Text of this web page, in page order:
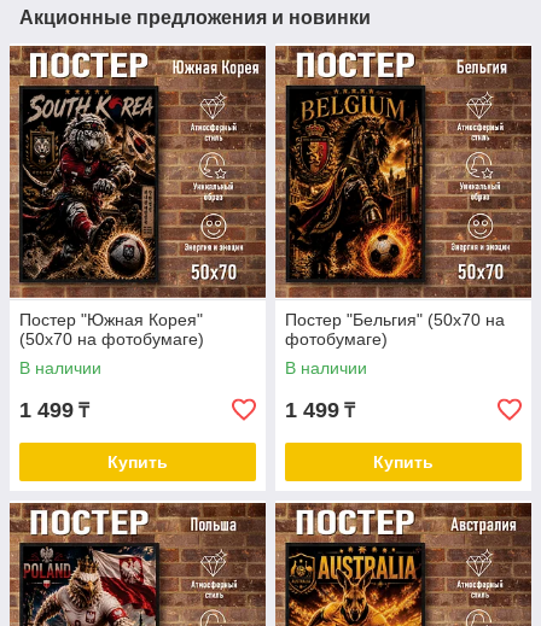
Акционные предложения и новинки
Постер "Южная Корея"
(50х70 на фотобумаге)
В наличии
1 499 ₸
Купить
Постер "Бельгия" (50х70 на
фотобумаге)
В наличии
1 499 ₸
Купить